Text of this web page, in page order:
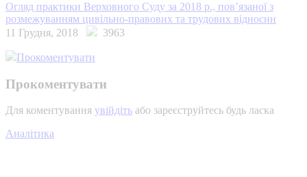
Огляд практики Верховного Суду за 2018 р., пов’язаної з
розмежуванням цивільно-правових та трудових відносин
11 Грудня, 2018
3963
Прокоментувати
Прокоментувати
Для коментування увійдіть або зареєструйтесь будь ласка
Аналітика